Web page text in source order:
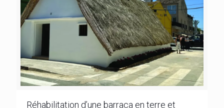
Réhabilitation d’une barraca en terre et